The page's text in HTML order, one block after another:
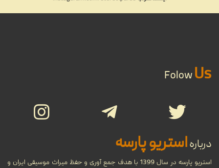
01 تاریخ و پیدایش موسیقی در ایران و
جهان
29 تاریخ جامع ضبط صوت
27 انواع و ویژگی‌های نوار کاست
...
FolowUs
دربارهاستریو پارسه
استریو پارسه در سال 1399 با هدف جمع آوری و حفظ میراث موسیقی ایران و